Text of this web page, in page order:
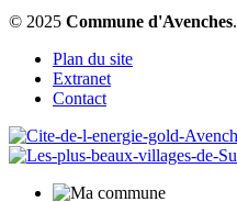
© 2025 Commune d'Avenches.
Plan du site
Extranet
Contact